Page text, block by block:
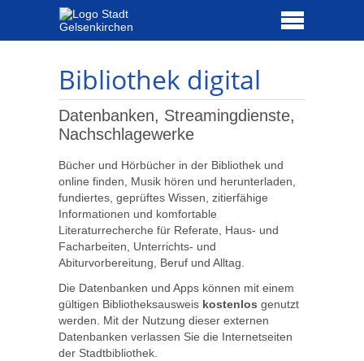
Bibliothek digital
Datenbanken, Streamingdienste,
Nachschlagewerke
Bücher und Hörbücher in der Bibliothek und
online finden, Musik hören und herunterladen,
fundiertes, geprüftes Wissen, zitierfähige
Informationen und komfortable
Literaturrecherche für Referate, Haus- und
Facharbeiten, Unterrichts- und
Abiturvorbereitung, Beruf und Alltag.
Die Datenbanken und Apps können mit einem
gültigen Bibliotheksausweis kostenlos genutzt
werden. Mit der Nutzung dieser externen
Datenbanken verlassen Sie die Internetseiten
der Stadtbibliothek.